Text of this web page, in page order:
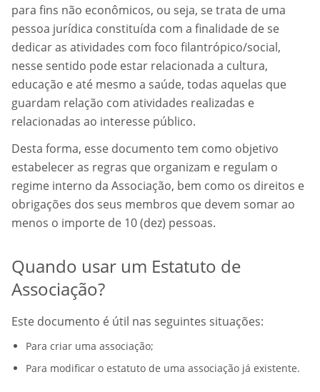
para fins não econômicos, ou seja, se trata de uma
pessoa jurídica constituída com a finalidade de se
dedicar as atividades com foco filantrópico/social,
nesse sentido pode estar relacionada a cultura,
educação e até mesmo a saúde, todas aquelas que
guardam relação com atividades realizadas e
relacionadas ao interesse público.
Desta forma, esse documento tem como objetivo
estabelecer as regras que organizam e regulam o
regime interno da Associação, bem como os direitos e
obrigações dos seus membros que devem somar ao
menos o importe de 10 (dez) pessoas.
Quando usar um Estatuto de
Associação?
Este documento é útil nas seguintes situações:
Para criar uma associação;
Para modificar o estatuto de uma associação já existente.